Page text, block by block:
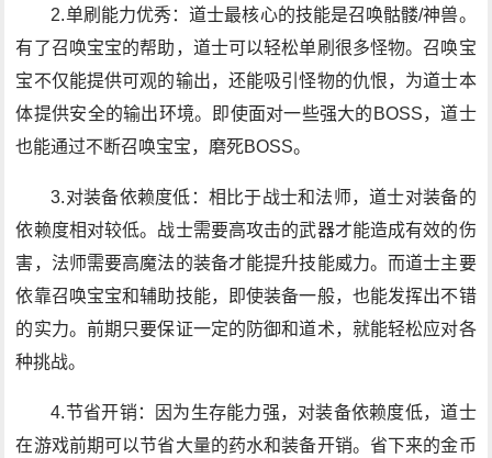
2.单刷能力优秀：道士最核心的技能是召唤骷髅/神兽。
有了召唤宝宝的帮助，道士可以轻松单刷很多怪物。召唤宝
宝不仅能提供可观的输出，还能吸引怪物的仇恨，为道士本
体提供安全的输出环境。即使面对一些强大的BOSS，道士
也能通过不断召唤宝宝，磨死BOSS。
3.对装备依赖度低：相比于战士和法师，道士对装备的
依赖度相对较低。战士需要高攻击的武器才能造成有效的伤
害，法师需要高魔法的装备才能提升技能威力。而道士主要
依靠召唤宝宝和辅助技能，即使装备一般，也能发挥出不错
的实力。前期只要保证一定的防御和道术，就能轻松应对各
种挑战。
4.节省开销：因为生存能力强，对装备依赖度低，道士
在游戏前期可以节省大量的药水和装备开销。省下来的金币